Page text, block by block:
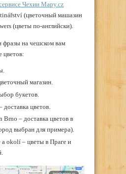
Чехии Mapy.cz
(цветочный машазин
(цветы по-английски).
на чешском вам
цветов:
магазин.
букетов.
цветов.
– доставка цветов в
выбран для примера).
okolí – цветы в Праге и